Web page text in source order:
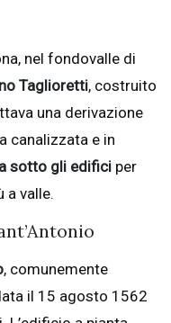
nel fondovalle di
Taglioretti, costruito
una derivazione
canalizzata e in
sotto gli edifici per
a valle.
, comunemente
il 15 agosto 1562